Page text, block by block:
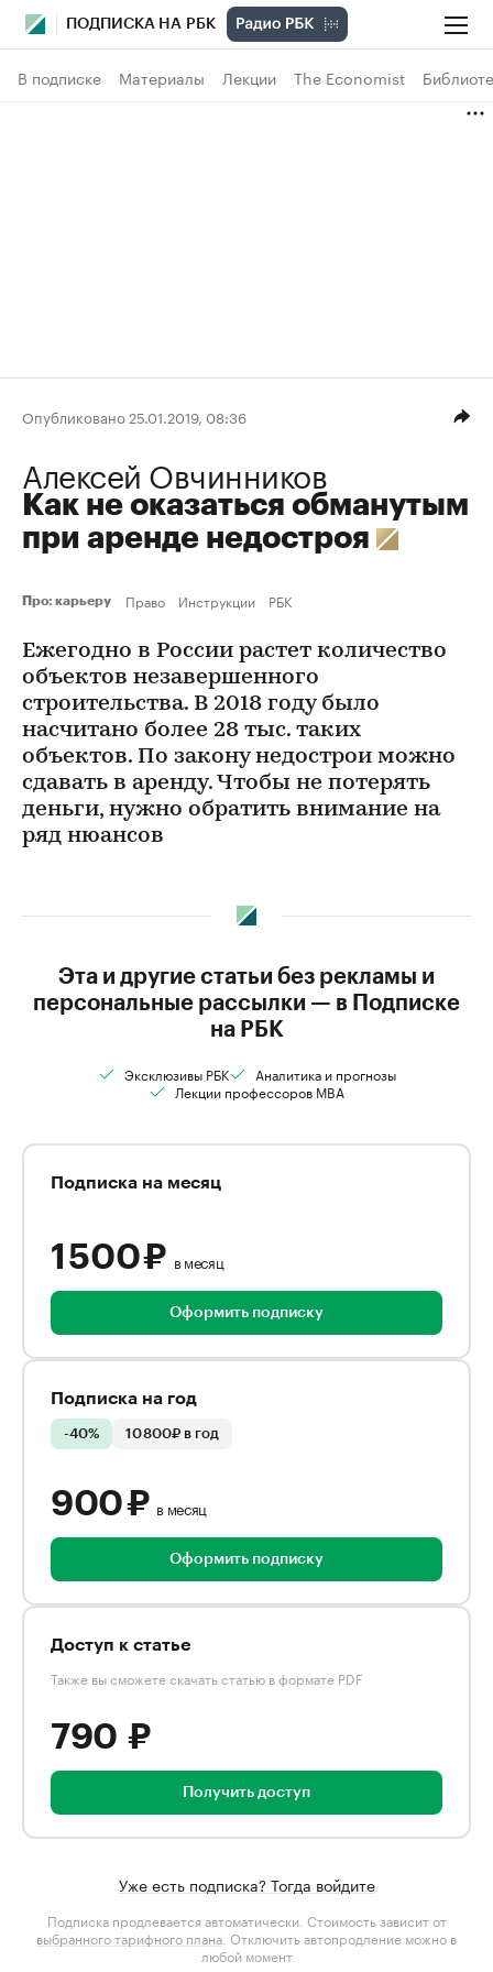
ПОДПИСКА НА РБК
В подписке Материалы Лекции The Economist
Опубликовано 25.01.2019, 08:36
Алексей Овчинников
Как не оказаться обманутым
при аренде недостроя
Про: карьеру Право Инструкции РБК
Ежегодно в России растет количество
объектов незавершенного
строительства. В 2018 году было
насчитано более 28 тыс. таких
объектов. По закону недострои можно
сдавать в аренду. Чтобы не потерять
деньги, нужно обратить внимание на
ряд нюансов
Эта и другие статьи без рекламы и
персональные рассылки — в Подписке
на РБК
Эксклюзивы РБК
Аналитика и прогнозы
Лекции профессоров MBA
Подписка на месяц
1 500 ₽ в месяц
Оформить подписку
Подписка на год
-40% 10 800₽ в год
900 ₽ в месяц
Оформить подписку
Доступ к статье
Также вы сможете скачать статью в формате PDF
790 ₽
Получить доступ
Уже есть подписка? Тогда войдите
Подписка продлевается автоматически. Стоимость зависит от
выбранного тарифного плана . Отключить автопродление можно в
любой момент